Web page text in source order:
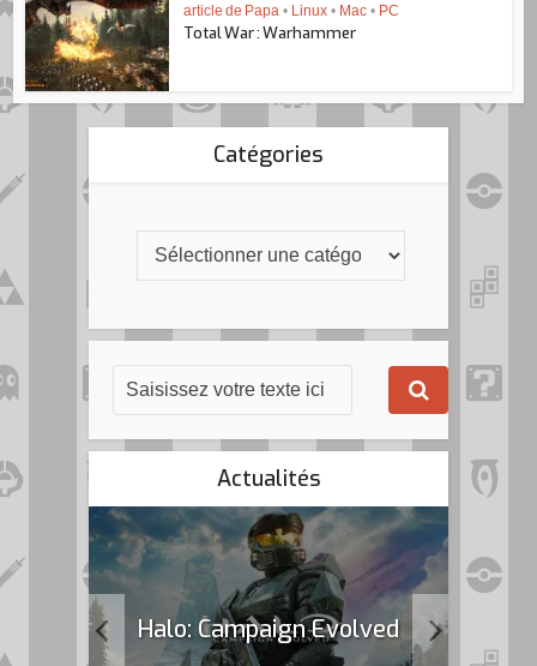
article de Papa • Linux • Mac • PC
Total War : Warhammer
Catégories
Actualités
Halo: Campaign Evolved